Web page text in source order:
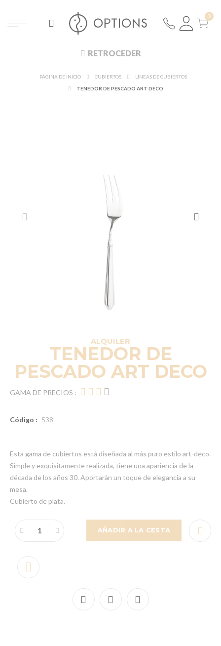
RETROCEDER
PÁGINA DE INICIO CUBIERTOS
LÍNEAS DE CUBIERTOS
TENEDOR DE PESCADO ART DECO
ALQUILER
TENEDOR DE
PESCADO ART DECO
GAMA DE PRECIOS :
Código : 538
Esta gama de cubiertos está diseñada al más puro estilo art-deco.
Simple y exquisitamente realizada, tiene una apariencia de la
década de los años 30. Aportarán un toque de elegancia a su
mesa.
Cubierto de plata.
AÑADIR A LA CESTA